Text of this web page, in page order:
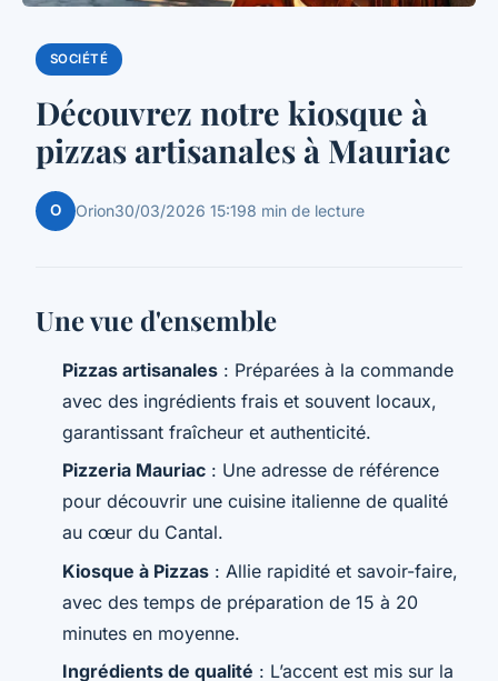
SOCIÉTÉ
Découvrez notre kiosque à
pizzas artisanales à Mauriac
O Orion30/03/2026 15:198 min de lecture
Une vue d'ensemble
Pizzas artisanales : Préparées à la commande
avec des ingrédients frais et souvent locaux,
garantissant fraîcheur et authenticité.
Pizzeria Mauriac : Une adresse de référence
pour découvrir une cuisine italienne de qualité
au cœur du Cantal.
Kiosque à Pizzas : Allie rapidité et savoir-faire,
avec des temps de préparation de 15 à 20
minutes en moyenne.
Ingrédients de qualité : L’accent est mis sur la